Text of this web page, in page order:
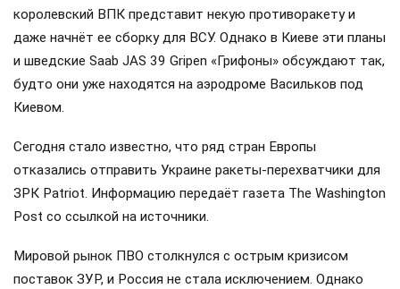
королевский ВПК представит некую противоракету и
даже начнёт ее сборку для ВСУ. Однако в Киеве эти планы
и шведские Saab JAS 39 Gripen «Грифоны» обсуждают так,
будто они уже находятся на аэродроме Васильков под
Киевом.
Сегодня стало известно, что ряд стран Европы
отказались отправить Украине ракеты-перехватчики для
ЗРК Patriot. Информацию передаёт газета The Washington
Post со ссылкой на источники.
Мировой рынок ПВО столкнулся с острым кризисом
поставок ЗУР, и Россия не стала исключением. Однако